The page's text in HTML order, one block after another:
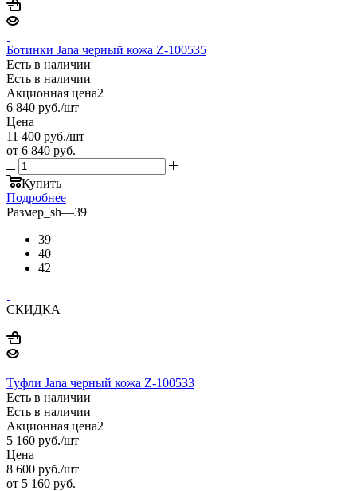
Ботинки Jana черный кожа Z-100535
Есть в наличии
Есть в наличии
Акционная цена2
6 840 руб./шт
Цена
11 400 руб./шт
от 6 840 руб.
Купить
Подробнее
Размер_sh—39
39
40
42
СКИДКА
Туфли Jana черный кожа Z-100533
Есть в наличии
Есть в наличии
Акционная цена2
5 160 руб./шт
Цена
8 600 руб./шт
от 5 160 руб.